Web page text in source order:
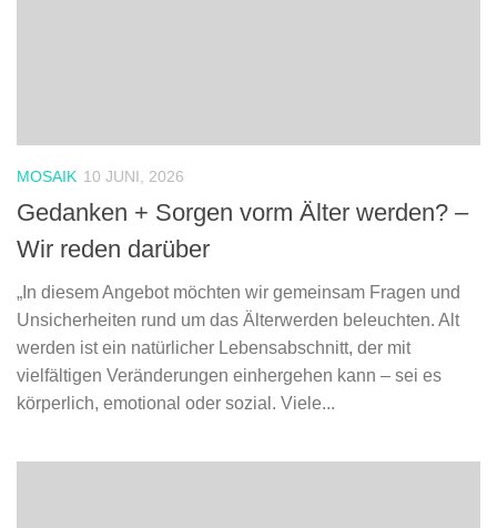
MOSAIK 10 JUNI, 2026
Gedanken + Sorgen vorm Älter werden? –
Wir reden darüber
„In diesem Angebot möchten wir gemeinsam Fragen und
Unsicherheiten rund um das Älterwerden beleuchten. Alt
werden ist ein natürlicher Lebensabschnitt, der mit
vielfältigen Veränderungen einhergehen kann – sei es
körperlich, emotional oder sozial. Viele...